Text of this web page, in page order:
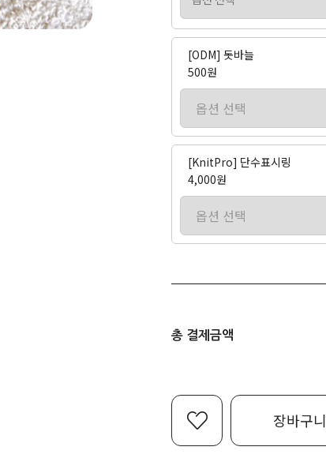
[ODM] 돗바늘
500원
[KnitPro] 단수표시링
4,000원
총 결제금액
장바구니